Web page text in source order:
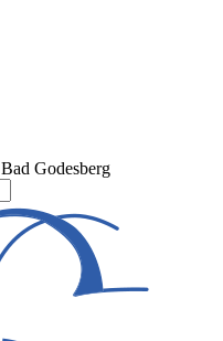
Bad Godesberg